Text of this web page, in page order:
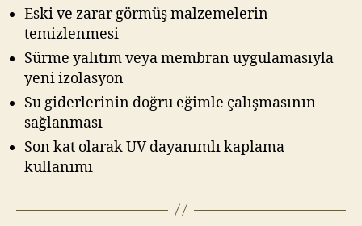
Eski ve zarar görmüş malzemelerin
temizlenmesi
Sürme yalıtım veya membran uygulamasıyla
yeni izolasyon
Su giderlerinin doğru eğimle çalışmasının
sağlanması
Son kat olarak UV dayanımlı kaplama
kullanımı